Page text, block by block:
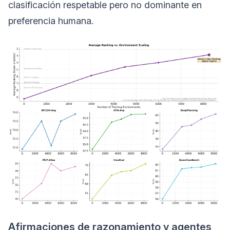
clasificación respetable pero no dominante en
preferencia humana.
Afirmaciones de razonamiento y agentes